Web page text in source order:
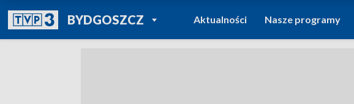
BYDGOSZCZPOWRÓT DO
TVP REGIONY
Aktualności Nasze programy